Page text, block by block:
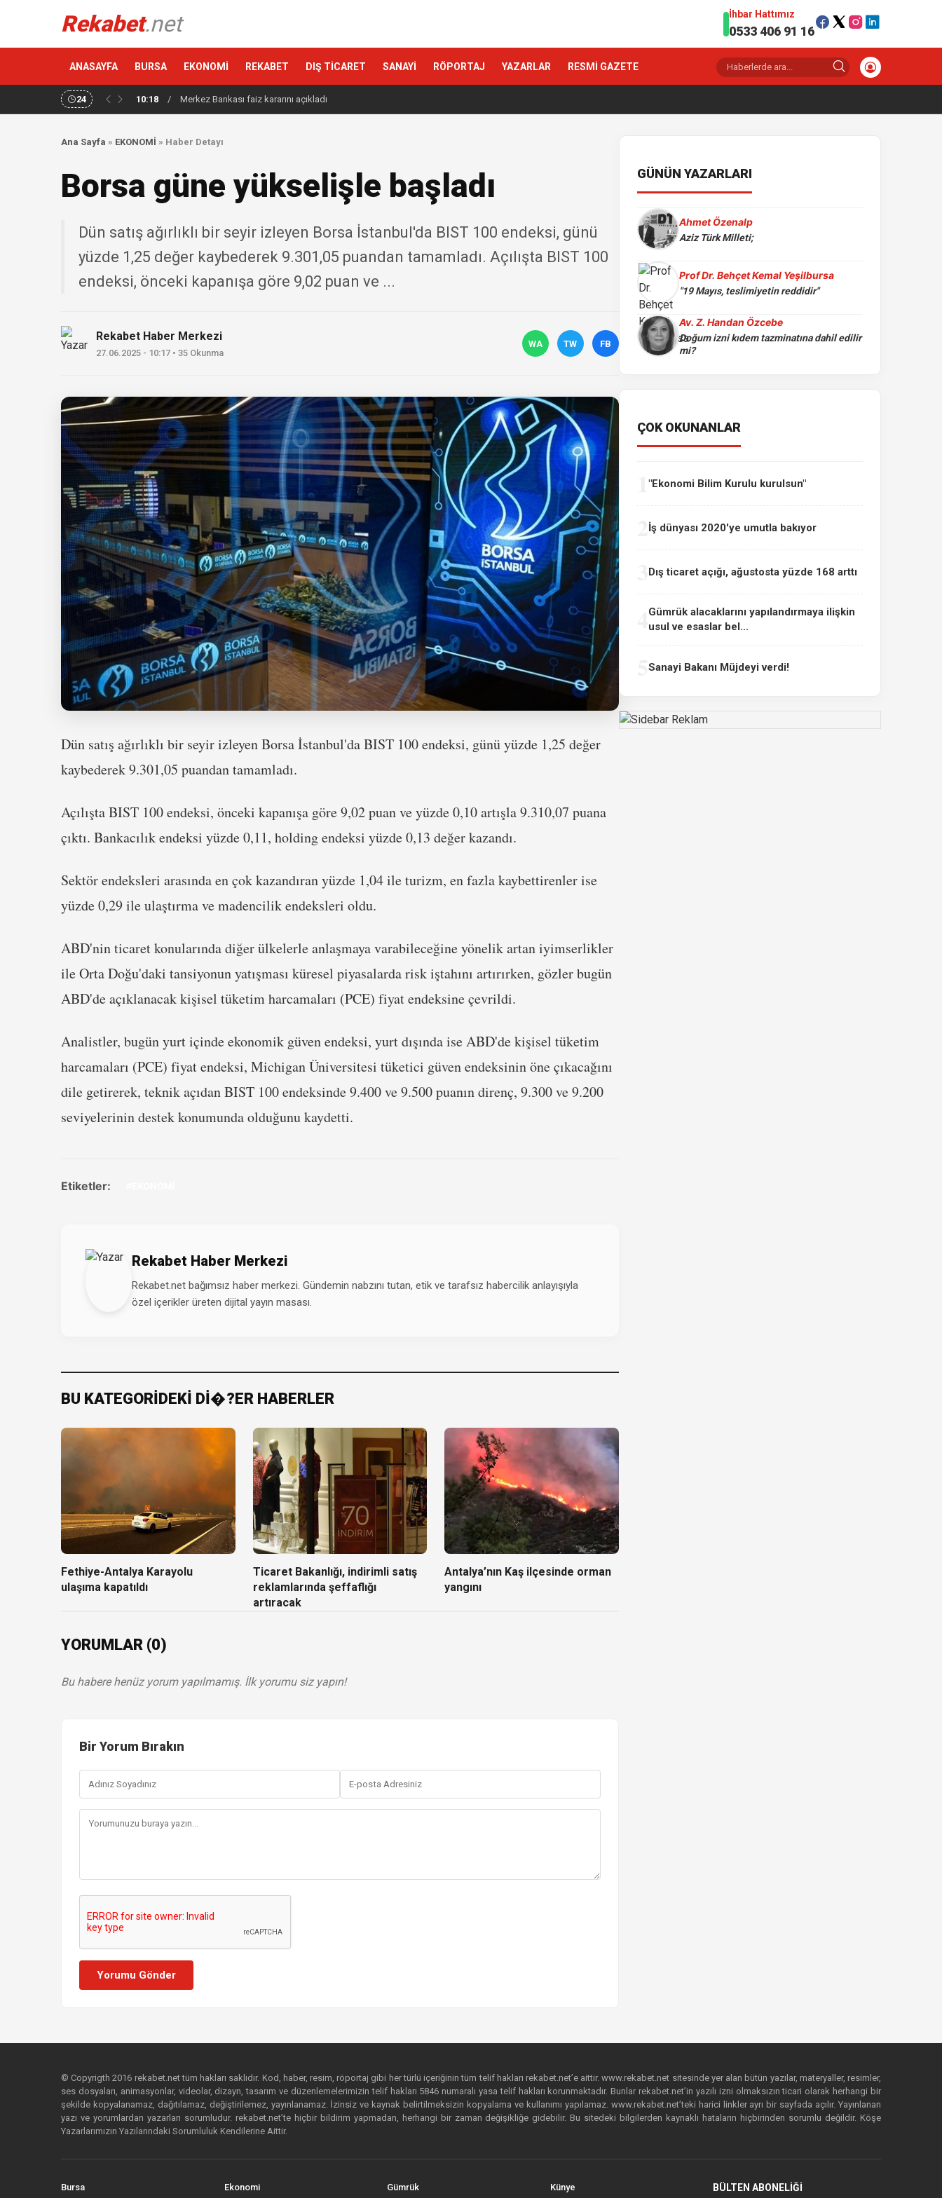
Rekabet.net İhbar Hattımız
0533 406 91 16
ANASAYFA BURSA EKONOMİ REKABET DIŞ TİCARET SANAYİ RÖPORTAJ YAZARLAR RESMİ GAZETE
24 10:18 / Merkez Bankası faiz kararını açıkladı
Ana Sayfa » EKONOMİ » Haber Detayı
Borsa güne yükselişle başladı
Dün satış ağırlıklı bir seyir izleyen Borsa İstanbul'da BIST 100 endeksi, günü
yüzde 1,25 değer kaybederek 9.301,05 puandan tamamladı. Açılışta BIST 100
endeksi, önceki kapanışa göre 9,02 puan ve ...
Rekabet Haber Merkezi
27.06.2025 - 10:17 • 35 Okunma
WA TW FB
Dün satış ağırlıklı bir seyir izleyen Borsa İstanbul'da BIST 100 endeksi, günü yüzde 1,25 değer
kaybederek 9.301,05 puandan tamamladı.
Açılışta BIST 100 endeksi, önceki kapanışa göre 9,02 puan ve yüzde 0,10 artışla 9.310,07 puana
çıktı. Bankacılık endeksi yüzde 0,11, holding endeksi yüzde 0,13 değer kazandı.
Sektör endeksleri arasında en çok kazandıran yüzde 1,04 ile turizm, en fazla kaybettirenler ise
yüzde 0,29 ile ulaştırma ve madencilik endeksleri oldu.
ABD'nin ticaret konularında diğer ülkelerle anlaşmaya varabileceğine yönelik artan iyimserlikler
ile Orta Doğu'daki tansiyonun yatışması küresel piyasalarda risk iştahını artırırken, gözler bugün
ABD'de açıklanacak kişisel tüketim harcamaları (PCE) fiyat endeksine çevrildi.
Analistler, bugün yurt içinde ekonomik güven endeksi, yurt dışında ise ABD'de kişisel tüketim
harcamaları (PCE) fiyat endeksi, Michigan Üniversitesi tüketici güven endeksinin öne çıkacağını
dile getirerek, teknik açıdan BIST 100 endeksinde 9.400 ve 9.500 puanın direnç, 9.300 ve 9.200
seviyelerinin destek konumunda olduğunu kaydetti.
Etiketler:
Rekabet Haber Merkezi
Rekabet.net bağımsız haber merkezi. Gündemin nabzını tutan, etik ve tarafsız habercilik anlayışıyla
özel içerikler üreten dijital yayın masası.
BU KATEGORİDEKİ Dİ�?ER HABERLER
Fethiye-Antalya Karayolu
ulaşıma kapatıldı
Ticaret Bakanlığı, indirimli satış
reklamlarında şeffaflığı
artıracak
Antalya’nın Kaş ilçesinde orman
yangını
YORUMLAR (0)
Bu habere henüz yorum yapılmamış. İlk yorumu siz yapın!
Bir Yorum Bırakın
Yorumu Gönder
GÜNÜN YAZARLARI
Ahmet Özenalp
Aziz Türk Milleti;
Prof Dr. Behçet Kemal Yeşilbursa
"19 Mayıs, teslimiyetin reddidir"
Av. Z. Handan Özcebe
Doğum izni kıdem tazminatına dahil edilir
mi?
ÇOK OKUNANLAR
"Ekonomi Bilim Kurulu kurulsun"
İş dünyası 2020'ye umutla bakıyor
Dış ticaret açığı, ağustosta yüzde 168 arttı
Gümrük alacaklarını yapılandırmaya ilişkin
usul ve esaslar bel...
Sanayi Bakanı Müjdeyi verdi!
© Copyrigth 2016 rekabet.net tüm hakları saklıdır. Kod, haber, resim, röportaj gibi her türlü içeriğinin tüm telif hakları rekabet.net’e aittir. www.rekabet.net sitesinde yer alan bütün yazılar, materyaller, resimler,
ses dosyaları, animasyonlar, videolar, dizayn, tasarım ve düzenlemelerimizin telif hakları 5846 numaralı yasa telif hakları korunmaktadır. Bunlar rekabet.net’in yazılı izni olmaksızın ticari olarak herhangi bir
şekilde kopyalanamaz, dağıtılamaz, değiştirilemez, yayınlanamaz. İzinsiz ve kaynak belirtilmeksizin kopyalama ve kullanımı yapılamaz. www.rekabet.net’teki harici linkler ayrı bir sayfada açılır. Yayınlanan
yazı ve yorumlardan yazarları sorumludur. rekabet.net’te hiçbir bildirim yapmadan, herhangi bir zaman değişikliğe gidebilir. Bu sitedeki bilgilerden kaynaklı hataların hiçbirinden sorumlu değildir. Köşe
Yazarlarımızın Yazılarındaki Sorumluluk Kendilerine Aittir.
Bursa Ekonomi Gümrük Künye BÜLTEN ABONELİĞİ